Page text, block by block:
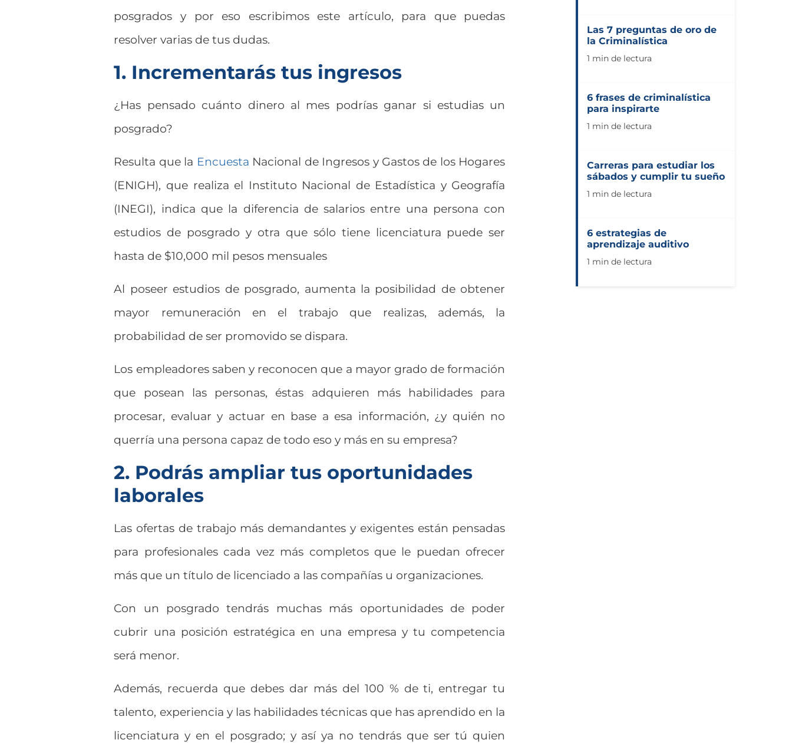
posgrados y por eso escribimos este artículo, para que puedas
resolver varias de tus dudas.
1. Incrementarás tus ingresos
¿Has pensado cuánto dinero al mes podrías ganar si estudias un
posgrado?
Resulta que la Encuesta Nacional de Ingresos y Gastos de los Hogares
(ENIGH), que realiza el Instituto Nacional de Estadística y Geografía
(INEGI), indica que la diferencia de salarios entre una persona con
estudios de posgrado y otra que sólo tiene licenciatura puede ser
hasta de $10,000 mil pesos mensuales
Al poseer estudios de posgrado, aumenta la posibilidad de obtener
mayor remuneración en el trabajo que realizas, además, la
probabilidad de ser promovido se dispara.
Los empleadores saben y reconocen que a mayor grado de formación
que posean las personas, éstas adquieren más habilidades para
procesar, evaluar y actuar en base a esa información, ¿y quién no
querría una persona capaz de todo eso y más en su empresa?
2. Podrás ampliar tus oportunidades
laborales
Las ofertas de trabajo más demandantes y exigentes están pensadas
para profesionales cada vez más completos que le puedan ofrecer
más que un título de licenciado a las compañías u organizaciones.
Con un posgrado tendrás muchas más oportunidades de poder
cubrir una posición estratégica en una empresa y tu competencia
será menor.
Además, recuerda que debes dar más del 100 % de ti, entregar tu
talento, experiencia y las habilidades técnicas que has aprendido en la
licenciatura y en el posgrado; y así ya no tendrás que ser tú quien
Las 7 preguntas de oro de
la Criminalística
1 min de lectura
6 frases de criminalística
para inspirarte
1 min de lectura
Carreras para estudiar los
sábados y cumplir tu sueño
1 min de lectura
6 estrategias de
aprendizaje auditivo
1 min de lectura